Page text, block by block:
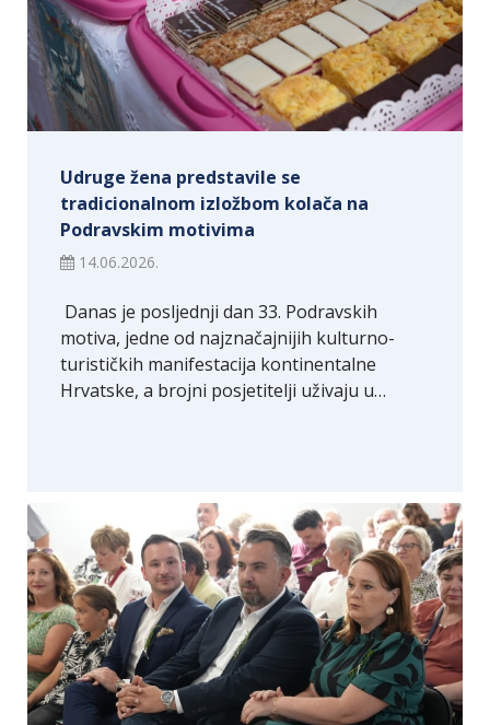
Udruge žena predstavile se
tradicionalnom izložbom kolača na
Podravskim motivima
14.06.2026.
​ Danas je posljednji dan 33. Podravskih
motiva, jedne od najznačajnijih kulturno-
turističkih manifestacija kontinentalne
Hrvatske, a brojni posjetitelji uživaju u…